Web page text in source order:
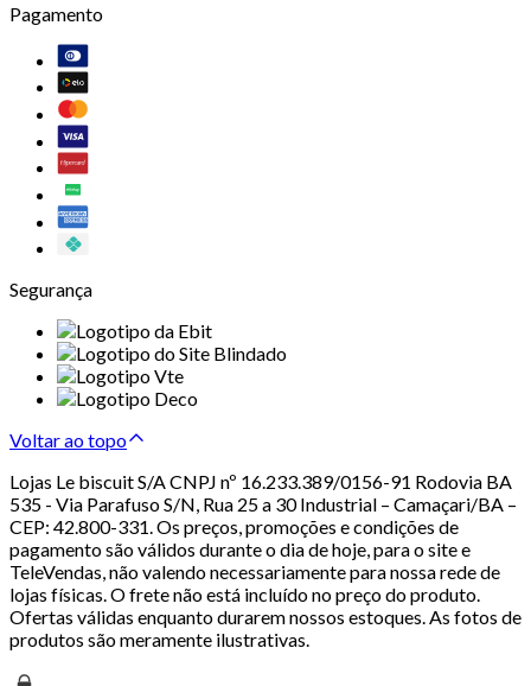
Pagamento
Segurança
Voltar ao topo
Lojas Le biscuit S/A CNPJ nº 16.233.389/0156-91 Rodovia BA
535 - Via Parafuso S/N, Rua 25 a 30 Industrial – Camaçari/BA –
CEP: 42.800-331. Os preços, promoções e condições de
pagamento são válidos durante o dia de hoje, para o site e
TeleVendas, não valendo necessariamente para nossa rede de
lojas físicas. O frete não está incluído no preço do produto.
Ofertas válidas enquanto durarem nossos estoques. As fotos de
produtos são meramente ilustrativas.